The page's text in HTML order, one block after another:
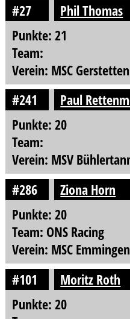
#27
Phil Thomas
Punkte: 21
Team:
Verein: MSC
#241
Paul
Punkte: 20
Team:
Verein: MSV
#286
Ziona Horn
Punkte: 20
Team: ONS Racing
Verein: MSC
#101
Moritz Roth
Punkte: 20